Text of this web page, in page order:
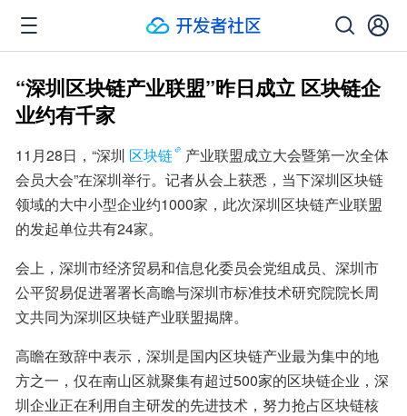
“深圳区块链产业联盟”昨日成立 区块链企
业约有千家
11月28日，“深圳 区块链
产业联盟成立大会暨第一次全体
会员大会”在深圳举行。记者从会上获悉，当下深圳区块链
领域的大中小型企业约1000家，此次深圳区块链产业联盟
的发起单位共有24家。
会上，深圳市经济贸易和信息化委员会党组成员、深圳市
公平贸易促进署署长高瞻与深圳市标准技术研究院院长周
文共同为深圳区块链产业联盟揭牌。
高瞻在致辞中表示，深圳是国内区块链产业最为集中的地
方之一，仅在南山区就聚集有超过500家的区块链企业，深
圳企业正在利用自主研发的先进技术，努力抢占区块链核